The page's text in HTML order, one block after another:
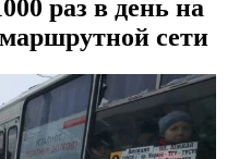
раз в день на
сети